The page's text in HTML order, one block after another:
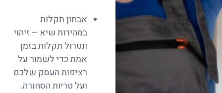
אבחון תקלות
במהירות שיא – זיהוי
ונטרול תקלות בזמן
אמת כדי לשמור על
רציפות העסק שלכם
ועל טריות הסחורה.